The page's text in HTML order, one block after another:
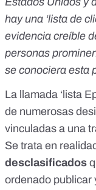
Pagano Joe
Podesta John
Juliette Bryant
Katy Katy Perry
Krist Kristy
Larry Visoski
Rothchild Mados
Collins-Rector
Eminem Melinda
Michelle Wolf
Campbell Naomi
Junkermann
Bloom Paris
Epstein
hay una ‘lista de
evidencia creíble
personas
se conociera esta
La llamada ‘lista
de numerosas
vinculadas a una
Se trata en
desclasificados
ordenado publicar